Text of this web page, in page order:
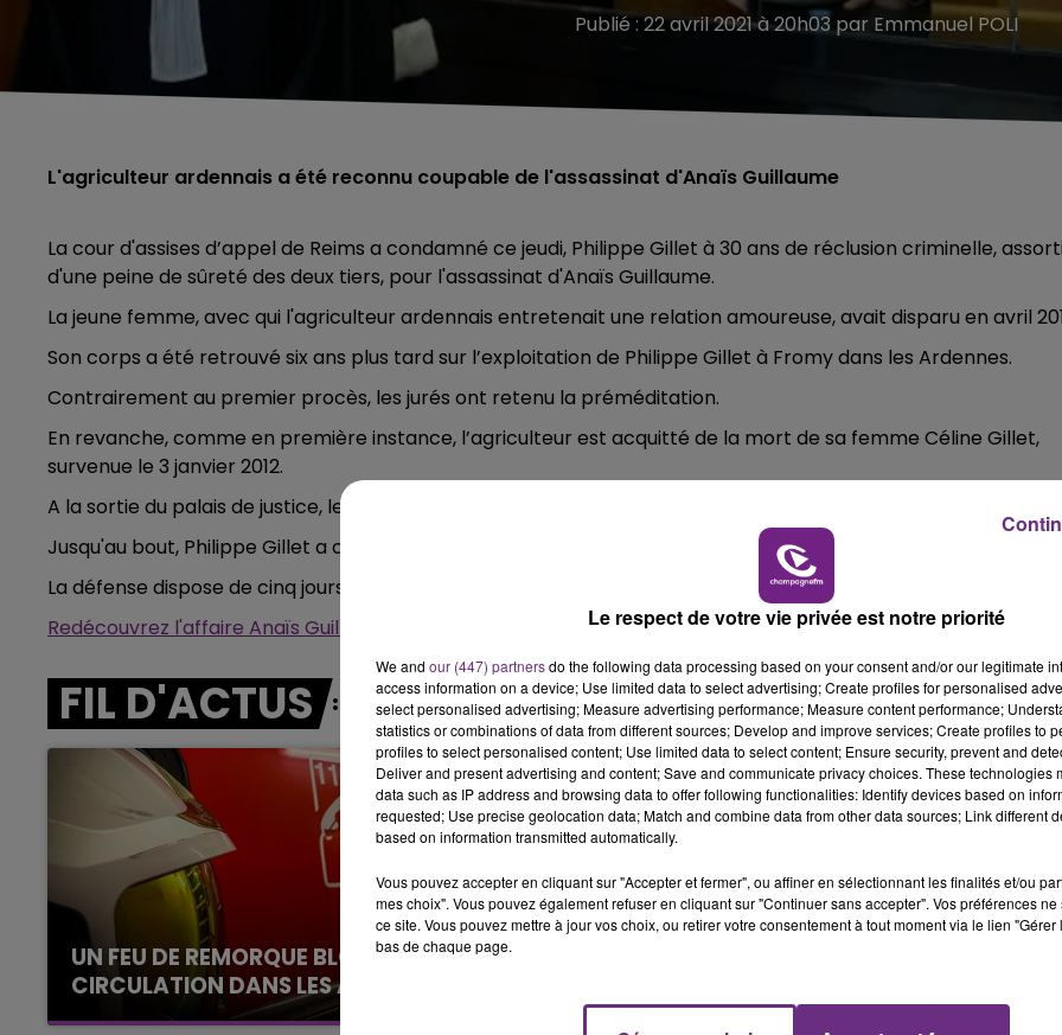
6h00 - 10h00
LA FAMILLE LE TICKET DE CAISSE
Publié : 22 avril 2021 à 20h03 par Emmanuel POLI
L'agriculteur ardennais a été reconnu coupable de l'assassinat d'Anaïs Guillaume
La cour d'assises d’appel de Reims a condamné ce jeudi, Philippe Gillet à 30 ans de réclusion criminelle,
d'une peine de sûreté des deux tiers, pour l'assassinat d'Anaïs Guillaume.
La jeune femme, avec qui l'agriculteur ardennais entretenait une relation amoureuse, avait disparu en avril
Son corps a été retrouvé six ans plus tard sur l’exploitation de Philippe Gillet à Fromy dans les Ardennes.
Contrairement au premier procès, les jurés ont retenu la préméditation.
En revanche, comme en première instance, l’agriculteur est acquitté de la mort de sa femme Céline Gillet,
survenue le 3 janvier 2012.
A la sortie du palais de justice, les proches d’Anaïs Guillaume ont fait part de leur soulagement.
Jusqu'au bout, Philippe Gillet a clamé son innocence.
La défense dispose de cinq jours pour décider de se pourvoir en cassation.
Redécouvrez l'affaire Anaïs Guillaume au travers de notre podcast Enquêtes.
FIL D'ACTUS
UN FEU DE REMORQUE BLOQUE LA
CIRCULATION DANS LES ARDENNES
Un feu de remorque s'est déclaré ce mercredi
Ce samedi 8 août sera un grand jour :
Le respect de votre vie privée est notre priorité
We and our (447) partnersdo the following data processing based on your consent and/or our legitimate
access information on a device; Use limited data to select advertising; Create profiles for personalised
select personalised advertising; Measure advertising performance; Measure content performance;
statistics or combinations of data from different sources; Develop and improve services; Create profiles to
profiles to select personalised content; Use limited data to select content; Ensure security, prevent and
Deliver and present advertising and content; Save and communicate privacy choices. These technologies
data such as IP address and browsing data to offer following functionalities: Identify devices based on
requested; Use precise geolocation data; Match and combine data from other data sources; Link different
based on information transmitted automatically.
Vous pouvez accepter en cliquant sur "Accepter et fermer", ou affiner en sélectionnant les finalités et/ou
mes choix". Vous pouvez également refuser en cliquant sur "Continuer sans accepter". Vos préférences
ce site. Vous pouvez mettre à jour vos choix, ou retirer votre consentement à tout moment via le lien
bas de chaque page.